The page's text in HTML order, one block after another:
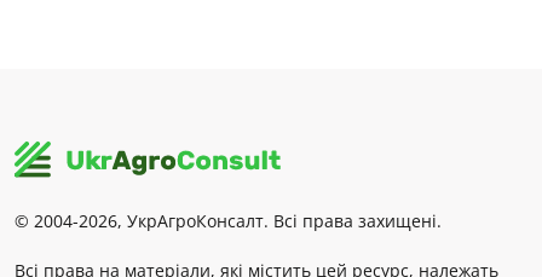
© 2004-2026, УкрАгроКонсалт. Всі права захищені.
Всі права на матеріали, які містить цей ресурс, належать